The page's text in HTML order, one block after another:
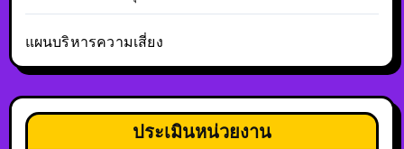
แผนบริหารความเสี่ยง
ประเมินหน่วยงาน